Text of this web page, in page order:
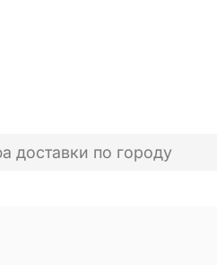
доставки по городу